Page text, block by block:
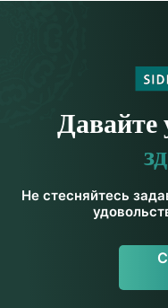
Не стесняйтесь